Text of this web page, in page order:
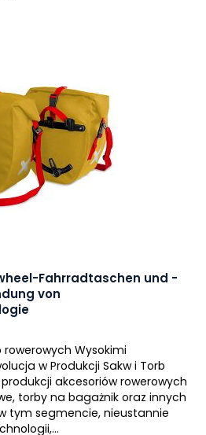
Fahrradtaschen und -
von
rowerowych Wysokimi
w Produkcji Sakw i Torb
akcesoriów rowerowych
torby na bagażnik oraz innych
tym segmencie, nieustannie